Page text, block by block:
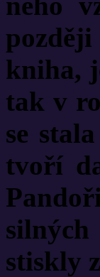
kniha,
tak v
se
tvoří
stiskly